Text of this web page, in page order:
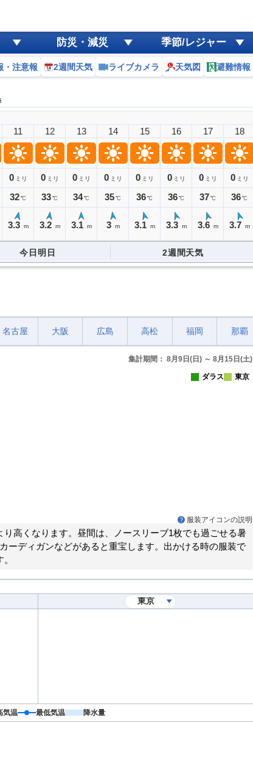
防災・減災 季節/レジャー
・注意報 2週間天気 ライブカメラ 天気図 避難情報
11
0 ミリ
32℃
3.3 m
12
0 ミリ
33℃
3.2 m
13
0 ミリ
34℃
3.1 m
14
0 ミリ
35℃
3 m
15
0 ミリ
36℃
3.1 m
16
0 ミリ
36℃
3.3 m
17
0 ミリ
37℃
3.6 m
18
0 ミリ
36℃
3.7 m
今日明日 2週間天気
名古屋 大阪 広島 高松 福岡 那覇
集計期間： 8月9日(日) ～ 8月15日(土)
ダラス 東京
服装アイコンの説明
高くなります。昼間は、ノースリーブ1枚でも過ごせる暑
ーディガンなどがあると重宝します。出かける時の服装で
気温 最低気温
降水量